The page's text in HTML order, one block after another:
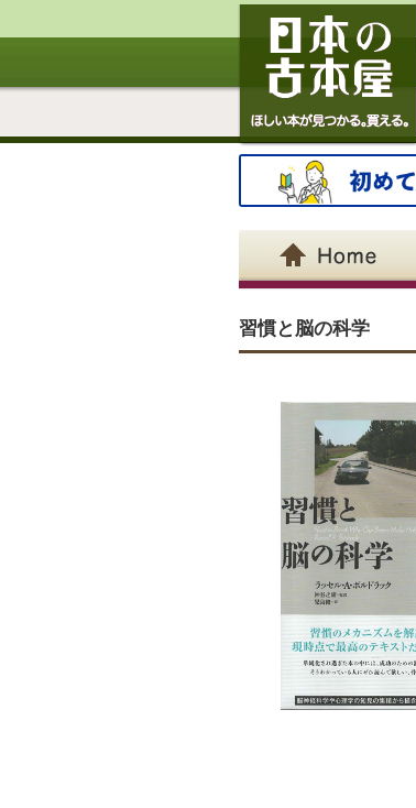
習慣と脳の科学